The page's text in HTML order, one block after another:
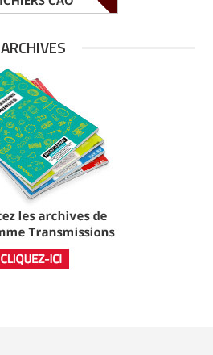
ARCHIVES